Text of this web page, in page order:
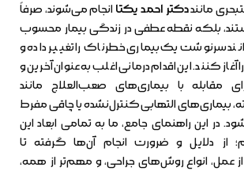
ماننددکتر احمد یکتا انجام می‌شوند، صرفاً
بلکه نقطه عطفی در زندگی بیمار محسوب
سرنوشت یک بیماری خطرناک را تغییر داده و
کنند. این اقدام درمانی اغلب به عنوان آخرین و
مقابله با بیماری‌های صعب‌العلاج مانند
بیماری‌های التهابی کنترل‌نشده یا چاقی مفرط
در این راهنمای جامع، ما به تمامی ابعاد این
از دلایل و ضرورت انجام آن‌ها گرفته تا
انواع روش‌های جراحی، و مهم‌تر از همه،